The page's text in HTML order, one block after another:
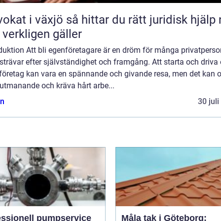
så hittar du rätt juridisk hjälp när
gäller
Att bli egenföretagare är en dröm för många
efter självständighet och framgång. Att starta och driva
kan vara en spännande och givande resa, men det kan
och kräva hårt arbe...
30 juli
pumpservice Måla tak i Göteborg: